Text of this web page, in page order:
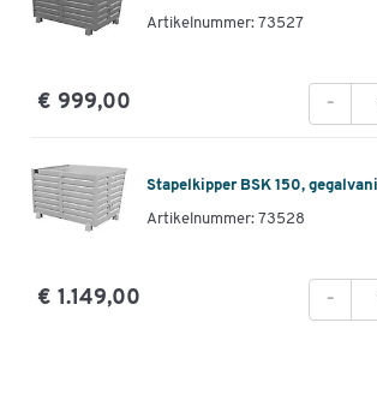
Artikelnummer: 73527
€ 999,00 -
Stapelkipper BSK 150,
Artikelnummer: 73528
€ 1.149,00 -